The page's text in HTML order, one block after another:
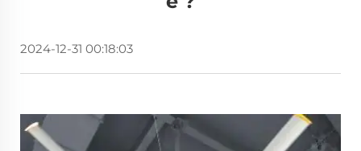
2024-12-31 00:18:03